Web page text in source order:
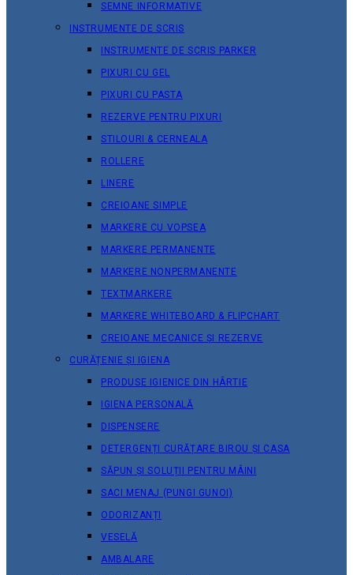
SEMNE INFORMATIVE
INSTRUMENTE DE SCRIS
INSTRUMENTE DE SCRIS PARKER
PIXURI CU GEL
PIXURI CU PASTA
REZERVE PENTRU PIXURI
STILOURI & СERNEALA
ROLLERE
LINERE
CREIOANE SIMPLE
MARKERE CU VOPSEA
MARKERE PERMANENTE
MARKERE NONPERMANENTE
TEXTMARKERE
MARKERE WHITEBOARD & FLIPCHART
CREIOANE MECANICE ȘI REZERVE
CURĂȚENIE ȘI IGIENA
PRODUSE IGIENICE DIN HÂRTIE
IGIENA PERSONALĂ
DISPENSERE
DETERGENȚI CURĂȚARE BIROU ȘI CASA
SĂPUN ȘI SOLUȚII PENTRU MÂINI
SACI MENAJ (PUNGI GUNOI)
ODORIZANȚI
VESELĂ
AMBALARE